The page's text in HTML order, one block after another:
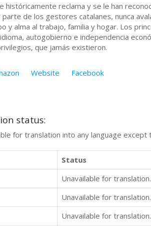
históricamente reclama y se le han
de los gestores catalanes, nunca
y alma al trabajo, familia y hogar. Los
autogobierno e independencia
que jamás existieron.
Website Facebook
status:
for translation into any language
Status
Unavailable for translation.
Unavailable for translation.
Unavailable for translation.